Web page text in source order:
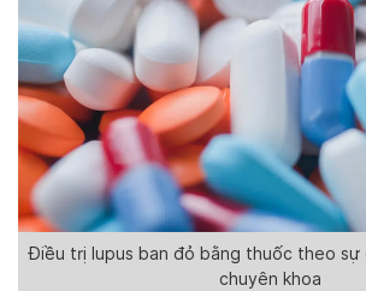
Điều trị lupus ban đỏ bằng thuốc theo sự
chuyên khoa